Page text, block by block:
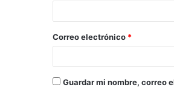
*
Correo electrónico *
Guardar mi nombre, correo